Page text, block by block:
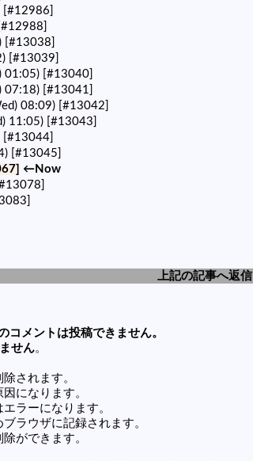
[#12986]
[#12988]
[#13038]
[#13039]
01:05) [#13040]
07:18) [#13041]
08:09) [#13042]
11:05) [#13043]
[#13044]
[#13045]
←Now
上記の記事へ返信
コメントは投稿できません。
せん。
されます。
になります。
ラーになります。
ラウザに記録されます。
ができます。